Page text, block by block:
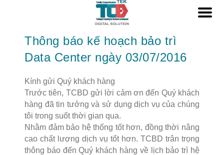
Thông báo kế hoạch bảo trì
Data Center ngày 03/07/2016
Kính gửi Quý khách hàng
Trước tiên, TCBD gửi lời cảm ơn đến Quý khách
hàng đã tin tưởng và sử dụng dịch vụ của chúng
tôi trong suốt thời gian qua.
Nhằm đảm bảo hệ thống tốt hơn, đồng thời nâng
cao chất lượng dịch vụ tốt hơn. TCBD trân trọng
thông báo đến Quý khách hàng về lịch bảo trì hệ